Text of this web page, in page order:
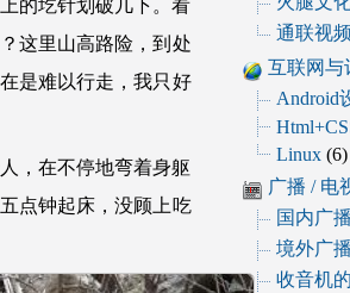
的圪针划破几下。看
这里山高路险，到处
是难以行走，我只好
，在不停地弯着身躯
点钟起床，没顾上吃
通联视频
互联网与
Android
Linux (6)
广播 / 电
国内广播
境外广播
收音机